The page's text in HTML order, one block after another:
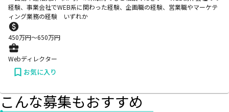
経験、事業会社でWEB系に関わった経験、企画職の経験、営業職やマーケテ
ィング業務の経験 いずれか
450万円〜650万円
Webディレクター
お気に入り
こんな募集もおすすめ